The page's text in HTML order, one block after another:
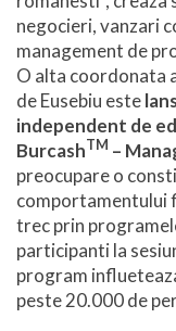
negocieri, vanzari
management de
O alta coordonata
de Eusebiu este
independent de
BurcashTM –
preocupare o
comportamentului
trec prin
participanti la
program
peste 20.000 de